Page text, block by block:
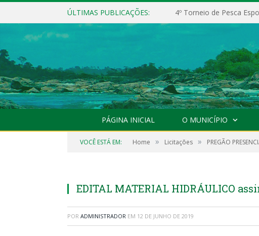
ÚLTIMAS PUBLICAÇÕES: 4º Torneio de Pesca
PÁGINA INICIAL O MUNICÍPIO
VOCÊ ESTÁ EM: Home » Licitações » PREGÃO
EDITAL MATERIAL HIDRÁULICO
POR ADMINISTRADOR EM 12 DE JUNHO DE 2019